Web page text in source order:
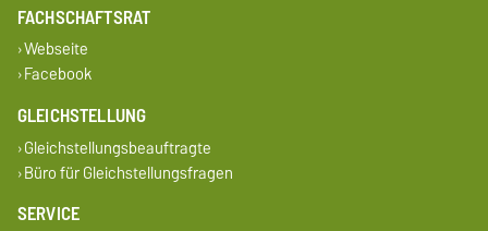
FACHSCHAFTSRAT
Webseite
Facebook
GLEICHSTELLUNG
Gleichstellungsbeauftragte
Büro für Gleichstellungsfragen
SERVICE